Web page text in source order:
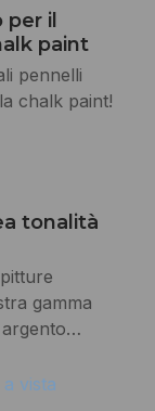
per il
paint
pennelli
chalk paint!
tonalità
gamma